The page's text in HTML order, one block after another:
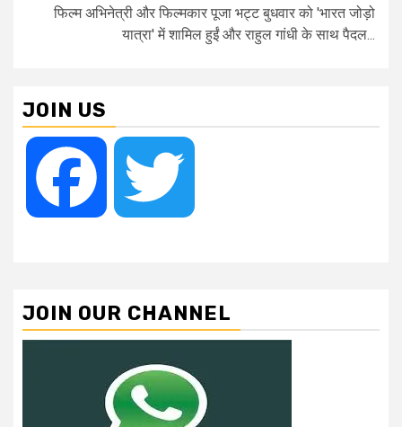
फिल्म अभिनेत्री और फिल्मकार पूजा भट्ट बुधवार को 'भारत जोड़ो
यात्रा' में शामिल हुईं और राहुल गांधी के साथ पैदल...
JOIN US
Facebook
JOIN OUR CHANNEL